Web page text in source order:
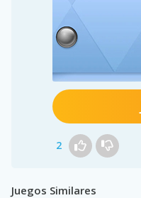
2
Juegos Similares